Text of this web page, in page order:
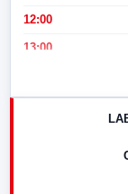
12:00
13:00